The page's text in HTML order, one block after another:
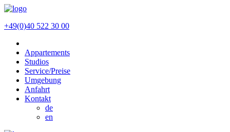
+49(0)40 522 30 00
Appartements
Studios
Service/Preise
Umgebung
Anfahrt
Kontakt
de
en